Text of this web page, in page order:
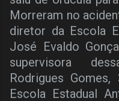
Morreram no
diretor da Escola
José Evaldo
supervisora
Rodrigues
Escola Estadual